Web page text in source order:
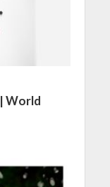
World